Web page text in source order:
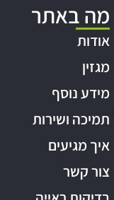
מה באתר
אודות
מגזין
מידע נוסף
תמיכה ושירות
איך מגיעים
צור קשר